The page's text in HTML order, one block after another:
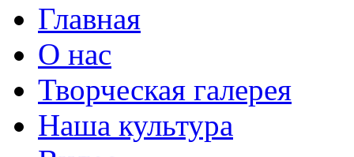
Главная
О нас
Творческая галерея
Наша культура